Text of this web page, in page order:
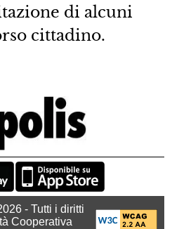
di alcuni
cittadino.
- Tutti i diritti
Cooperativa